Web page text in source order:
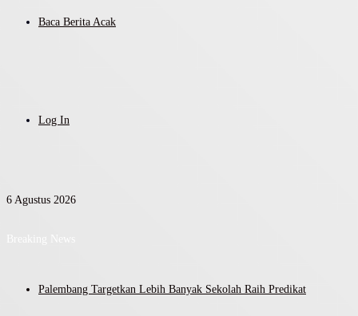
Baca Berita Acak
Log In
6 Agustus 2026
Palembang Targetkan Lebih Banyak Sekolah Raih Predikat